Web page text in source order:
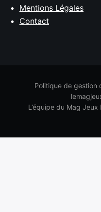
Mentions Légales
Contact
Politique de gestion
L’équipe du Mag Jeux